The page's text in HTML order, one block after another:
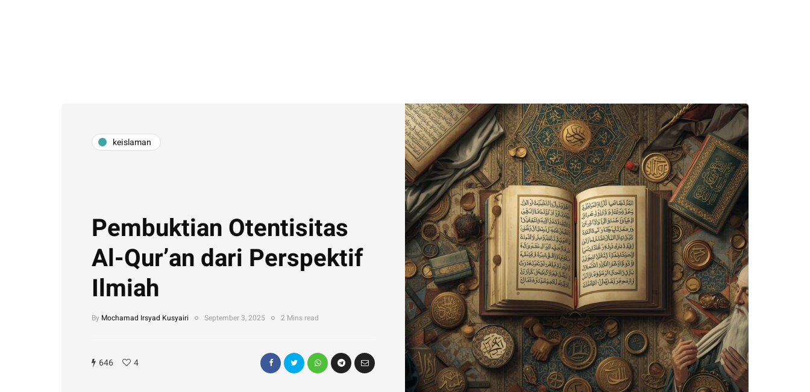
keislaman
Pembuktian Otentisitas
Al-Qur’an dari Perspektif
Ilmiah
By Mochamad Irsyad Kusyairi September 3, 2025 2 Mins read
646 4